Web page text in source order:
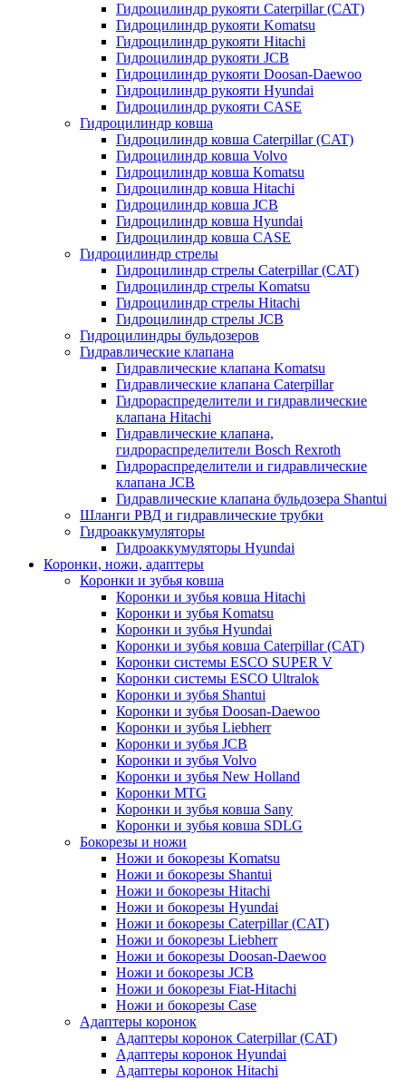
Гидроцилиндр рукояти Caterpillar (CAT)
Гидроцилиндр рукояти Komatsu
Гидроцилиндр рукояти Hitachi
Гидроцилиндр рукояти JCB
Гидроцилиндр рукояти Doosan-Daewoo
Гидроцилиндр рукояти Hyundai
Гидроцилиндр рукояти CASE
Гидроцилиндр ковша
Гидроцилиндр ковша Caterpillar (CAT)
Гидроцилиндр ковша Volvo
Гидроцилиндр ковша Komatsu
Гидроцилиндр ковша Hitachi
Гидроцилиндр ковша JCB
Гидроцилиндр ковша Hyundai
Гидроцилиндр ковша CASE
Гидроцилиндр стрелы
Гидроцилиндр стрелы Caterpillar (CAT)
Гидроцилиндр стрелы Komatsu
Гидроцилиндр стрелы Hitachi
Гидроцилиндр стрелы JCB
Гидроцилиндры бульдозеров
Гидравлические клапана
Гидравлические клапана Komatsu
Гидравлические клапана Caterpillar
Гидрораспределители и гидравлические
клапана Hitachi
Гидравлические клапана,
гидрораспределители Bosch Rexroth
Гидрораспределители и гидравлические
клапана JCB
Гидравлические клапана бульдозера Shantui
Шланги РВД и гидравлические трубки
Гидроаккумуляторы
Гидроаккумуляторы Hyundai
Коронки, ножи, адаптеры
Коронки и зубья ковша
Коронки и зубья ковша Hitachi
Коронки и зубья Komatsu
Коронки и зубья Hyundai
Коронки и зубья ковша Caterpillar (CAT)
Коронки системы ESCO SUPER V
Коронки системы ESCO Ultralok
Коронки и зубья Shantui
Коронки и зубья Doosan-Daewoo
Коронки и зубья Liebherr
Коронки и зубья JCB
Коронки и зубья Volvo
Коронки и зубья New Holland
Коронки MTG
Коронки и зубья ковша Sany
Коронки и зубья ковша SDLG
Бокорезы и ножи
Ножи и бокорезы Komatsu
Ножи и бокорезы Shantui
Ножи и бокорезы Hitachi
Ножи и бокорезы Hyundai
Ножи и бокорезы Caterpillar (CAT)
Ножи и бокорезы Liebherr
Ножи и бокорезы Doosan-Daewoo
Ножи и бокорезы JCB
Ножи и бокорезы Fiat-Hitachi
Ножи и бокорезы Case
Адаптеры коронок
Адаптеры коронок Caterpillar (CAT)
Адаптеры коронок Hyundai
Адаптеры коронок Hitachi